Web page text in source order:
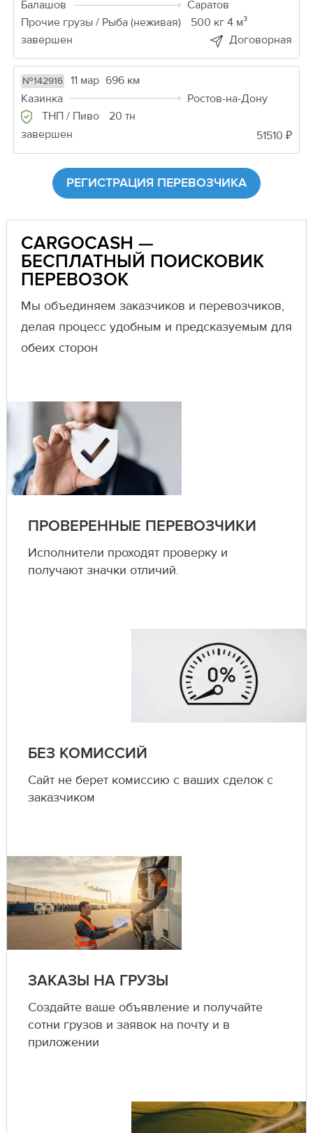
Балашов
Саратов
Прочие грузы / Рыба (неживая)
500 кг 4 м³
завершен
Договорная
№142916 11 мар 696 км
Казинка
Ростов-на-Дону
ТНП / Пиво
20 тн
завершен
51510 ₽
РЕГИСТРАЦИЯ ПЕРЕВОЗЧИКА
CARGOCASH —
БЕСПЛАТНЫЙ ПОИСКОВИК
ПЕРЕВОЗОК
Мы объединяем заказчиков и перевозчиков,
делая процесс удобным и предсказуемым для
обеих сторон
ПРОВЕРЕННЫЕ ПЕРЕВОЗЧИКИ
Исполнители проходят проверку и
получают значки отличий.
БЕЗ КОМИССИЙ
Сайт не берет комиссию с ваших сделок с
заказчиком
ЗАКАЗЫ НА ГРУЗЫ
Создайте ваше объявление и получайте
сотни грузов и заявок на почту и в
приложении